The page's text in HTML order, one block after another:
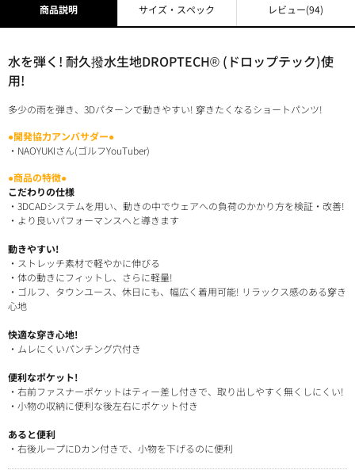
商品説明
水を弾く! 耐久撥水生地DROPTECH® (ドロップテック)使
用!
多少の雨を弾き、3Dパターンで動きやすい! 穿きたくなるショートパンツ!
●開発協力アンバサダー●
・NAOYUKIさん(ゴルフYouTuber)
●商品の特徴●
こだわりの仕様
・3DCADシステムを用い、動きの中でウェアへの負荷のかかり方を検証・改善!
・より良いパフォーマンスへと導きます
動きやすい!
・ストレッチ素材で軽やかに伸びる
・体の動きにフィットし、さらに軽量!
・ゴルフ、タウンユース、休日にも、幅広く着用可能! リラックス感のある穿き
心地
快適な穿き心地!
・ムレにくいパンチング穴付き
便利なポケット!
・右前ファスナーポケットはティー差し付きで、取り出しやすく無くしにくい!
・小物の収納に便利な後左右にポケット付き
あると便利
・右後ループにDカン付きで、小物を下げるのに便利
サイズ・スペック レビュー(94)